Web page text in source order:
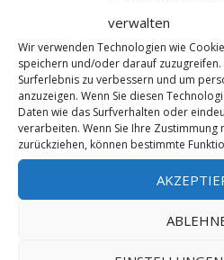
verwalten
Wir verwenden Technologien wie
speichern und/oder darauf
Surferlebnis zu verbessern und um
anzuzeigen. Wenn Sie diesen
Daten wie das Surfverhalten oder
verarbeiten. Wenn Sie Ihre
zurückziehen, können bestimmte
HINTERLASSE EINE
Deine E-Mail-
veröffentlicht.
sind mit*markiert